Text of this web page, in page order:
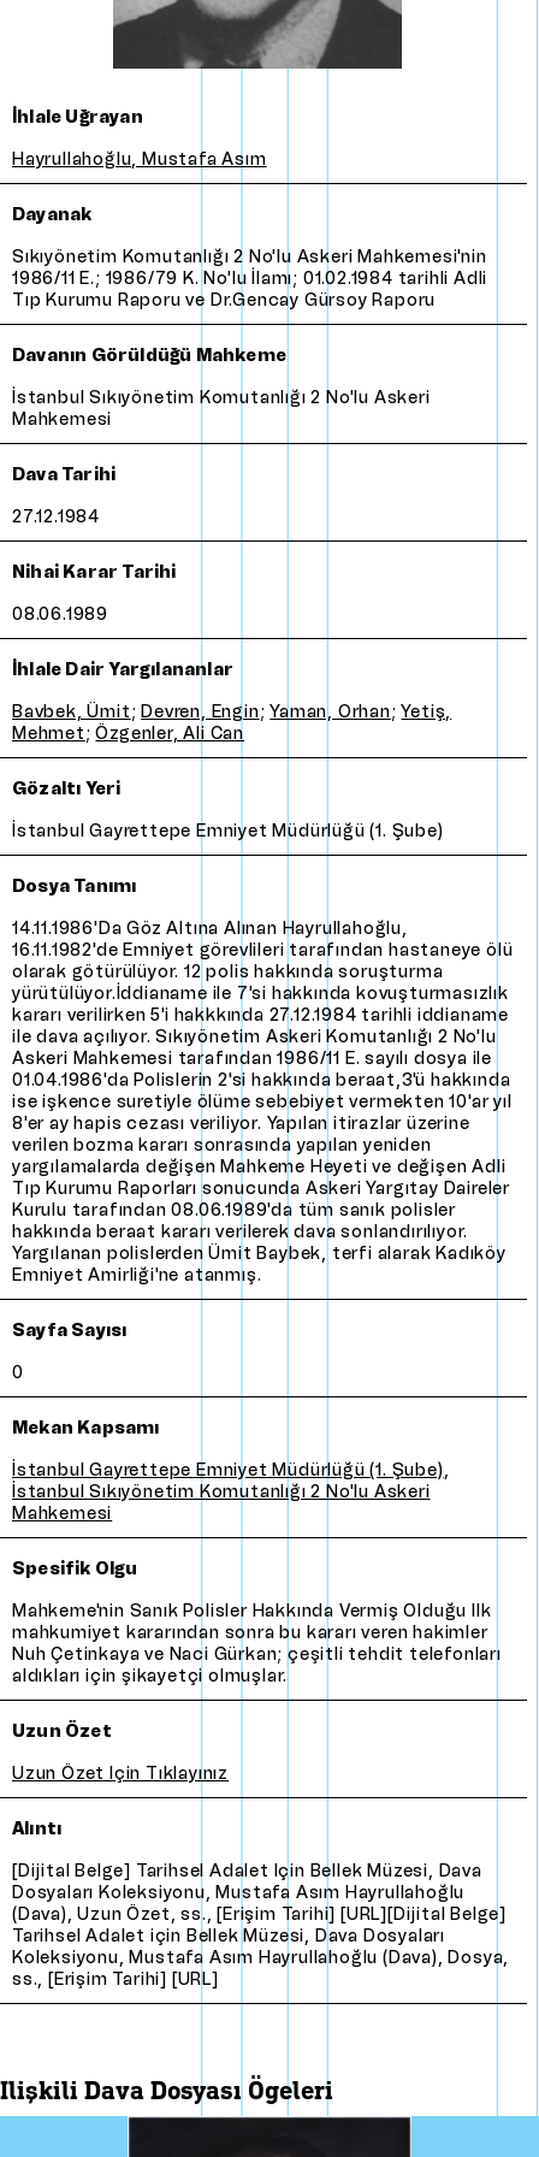
İhlale Uğrayan
Hayrullahoğlu, Mustafa Asım
Dayanak
Sıkıyönetim Komutanlığı 2 No'lu Askeri Mahkemesi'nin
1986/11 E.; 1986/79 K. No'lu İlamı; 01.02.1984 tarihli Adli
Tıp Kurumu Raporu ve Dr.Gencay Gürsoy Raporu
Davanın Görüldüğü Mahkeme
İstanbul Sıkıyönetim Komutanlığı 2 No'lu Askeri
Mahkemesi
Dava Tarihi
27.12.1984
Nihai Karar Tarihi
08.06.1989
İhlale Dair Yargılananlar
Bavbek, Ümit; Devren, Engin;Yaman, Orhan;Yetiş,
Mehmet;Özgenler, Ali Can
Gözaltı Yeri
İstanbul Gayrettepe Emniyet Müdürlüğü (1. Şube)
Dosya Tanımı
14.11.1986'da göz altına alınan Hayrullahoğlu,
16.11.1982'de Emniyet görevlileri tarafından hastaneye ölü
olarak götürülüyor. 12 polis hakkında soruşturma
yürütülüyor.İddianame ile 7'si hakkında kovuşturmasızlık
kararı verilirken 5'i hakkkında 27.12.1984 tarihli iddianame
ile dava açılıyor. Sıkıyönetim Askeri Komutanlığı 2 No'lu
Askeri Mahkemesi tarafından 1986/11 E. sayılı dosya ile
01.04.1986'da Polislerin 2'si hakkında beraat,3'ü hakkında
ise işkence suretiyle ölüme sebebiyet vermekten 10'ar yıl
8'er ay hapis cezası veriliyor. Yapılan itirazlar üzerine
verilen bozma kararı sonrasında yapılan yeniden
yargılamalarda değişen Mahkeme Heyeti ve değişen Adli
Tıp Kurumu Raporları sonucunda Askeri Yargıtay Daireler
Kurulu tarafından 08.06.1989'da tüm sanık polisler
hakkında beraat kararı verilerek dava sonlandırılıyor.
Yargılanan polislerden Ümit Baybek, terfi alarak Kadıköy
Emniyet Amirliği'ne atanmış.
Sayfa Sayısı
0
Mekan Kapsamı
İstanbul Gayrettepe Emniyet Müdürlüğü (1. Şube),
İstanbul Sıkıyönetim Komutanlığı 2 No'lu Askeri
Mahkemesi
Spesifik Olgu
Mahkeme'nin sanık polisler hakkında vermiş olduğu ilk
mahkumiyet kararından sonra bu kararı veren hakimler
Nuh Çetinkaya ve Naci Gürkan; çeşitli tehdit telefonları
aldıkları için şikayetçi olmuşlar.
Uzun Özet
Uzun özet için tıklayınız
Alıntı
[Dijital Belge] Tarihsel Adalet için Bellek Müzesi, Dava
Dosyaları Koleksiyonu, Mustafa Asım Hayrullahoğlu
(Dava), Uzun Özet, ss., [Erişim Tarihi] [URL][Dijital Belge]
Tarihsel Adalet için Bellek Müzesi, Dava Dosyaları
Koleksiyonu, Mustafa Asım Hayrullahoğlu (Dava), Dosya,
ss., [Erişim Tarihi] [URL]
i̇lişkili dava dosyası ögeleri